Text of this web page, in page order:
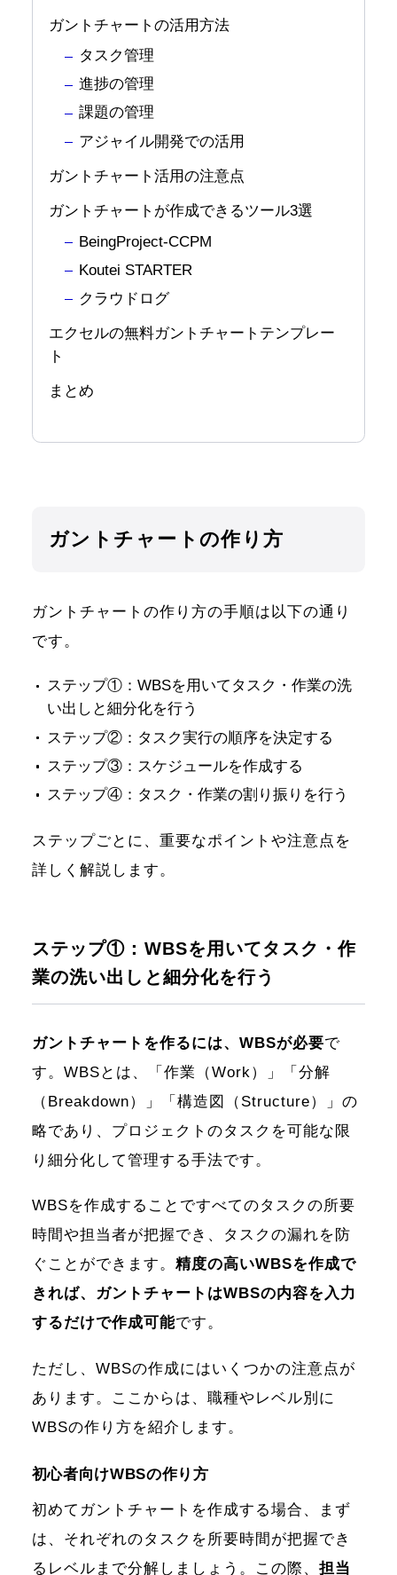
ガントチャートの活用方法
タスク管理
進捗の管理
課題の管理
アジャイル開発での活用
ガントチャート活用の注意点
ガントチャートが作成できるツール3選
BeingProject-CCPM
Koutei STARTER
クラウドログ
エクセルの無料ガントチャートテンプレー
ト
まとめ
ガントチャートの作り方
ガントチャートの作り方の手順は以下の通り
です。
ステップ①：WBSを用いてタスク・作業の洗
い出しと細分化を行う
ステップ②：タスク実行の順序を決定する
ステップ③：スケジュールを作成する
ステップ④：タスク・作業の割り振りを行う
ステップごとに、重要なポイントや注意点を
詳しく解説します。
ステップ①：WBSを用いてタスク・作
業の洗い出しと細分化を行う
ガントチャートを作るには、WBSが必要で
す。WBSとは、「作業（Work）」「分解
（Breakdown）」「構造図（Structure）」の
略であり、プロジェクトのタスクを可能な限
り細分化して管理する手法です。
WBSを作成することですべてのタスクの所要
時間や担当者が把握でき、タスクの漏れを防
ぐことができます。 精度の高いWBSを作成で
きれば、ガントチャートはWBSの内容を入力
するだけで作成可能です。
ただし、WBSの作成にはいくつかの注意点が
あります。ここからは、職種やレベル別に
WBSの作り方を紹介します。
初心者向けWBSの作り方
初めてガントチャートを作成する場合、まず
は、それぞれのタスクを所要時間が把握でき
るレベルまで分解しましょう。この際、 担当